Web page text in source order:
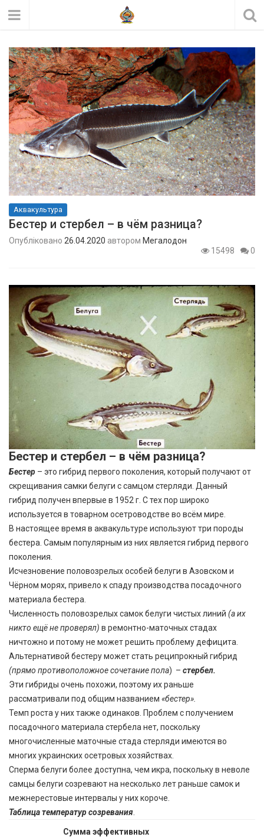
Аквакультура
Бестер и стербел – в чём разница?
Опубліковано 26.04.2020 автором Мегалодон
15498
0
Бестер и стербел – в чём разница?
Бестер – это гибрид первого поколения, который получают от
скрещивания самки белуги с самцом стерляди. Данный
гибрид получен впервые в 1952 г. С тех пор широко
используется в товарном осетроводстве во всём мире.
В настоящее время в аквакультуре используют три породы
бестера. Самым популярным из них является гибрид первого
поколения.
Исчезновение половозрелых особей белуги в Азовском и
Чёрном морях, привело к спаду производства посадочного
материала бестера.
Численность половозрелых самок белуги чистых линий (а их
никто ещё не проверял) в ремонтно-маточных стадах
ничтожно и потому не может решить проблему дефицита.
Альтернативой бестеру может стать реципрокный гибрид
(прямо противоположное сочетаниепола) – стербел.
Эти гибриды очень похожи, поэтому их раньше
рассматривали под общим названием «бестер».
Темп роста у них также одинаков. Проблем с получением
посадочного материала стербела нет, поскольку
многочисленные маточные стада стерляди имеются во
многих украинских осетровых хозяйствах.
Сперма белуги более доступна, чем икра, поскольку в неволе
самцы белуги созревают на несколько лет раньше самок и
межнерестовые интервалы у них короче.
Таблица температур созревания
Сумма эффективных